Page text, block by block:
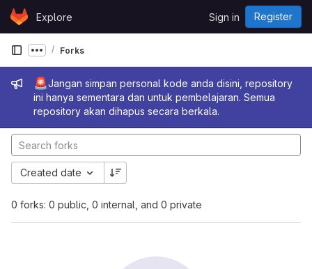
Skip to content
GitLabExplore Sign in Register
Admin message
🚨Jangan simpan personal kode anda disini, repository
ini hanya sementara dan untuk pembelajaran. Semua
repository akan dihapus secara berkala.
Show more breadcrumbs
Forks
0 forks: 0 public, 0 internal, and 0 private
Created date